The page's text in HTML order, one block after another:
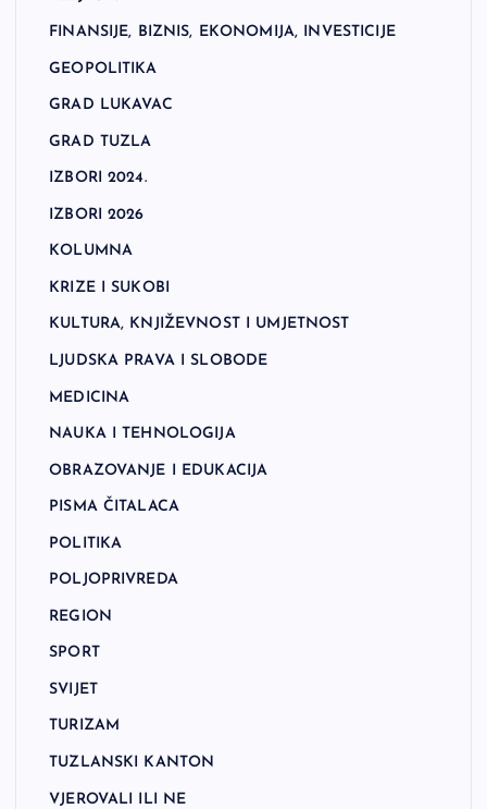
FINANSIJE, BIZNIS, EKONOMIJA, INVESTICIJE
GEOPOLITIKA
GRAD LUKAVAC
GRAD TUZLA
IZBORI 2024.
IZBORI 2026
KOLUMNA
KRIZE I SUKOBI
KULTURA, KNJIŽEVNOST I UMJETNOST
LJUDSKA PRAVA I SLOBODE
MEDICINA
NAUKA I TEHNOLOGIJA
OBRAZOVANJE I EDUKACIJA
PISMA ČITALACA
POLITIKA
POLJOPRIVREDA
REGION
SPORT
SVIJET
TURIZAM
TUZLANSKI KANTON
VJEROVALI ILI NE